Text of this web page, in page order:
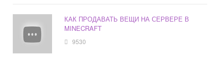
КАК ПРОДАВАТЬ ВЕЩИ НА СЕРВЕРЕ В
MINECRAFT
9530